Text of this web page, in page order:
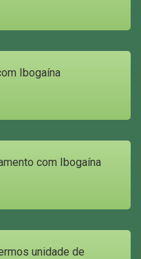
Ibogaína
com Ibogaína
unidade de